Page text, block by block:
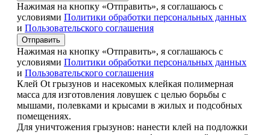
Нажимая на кнопку «Отправить», я соглашаюсь с
условиями Политики обработки персональных данных
и Пользовательского соглашения
Отправить
Нажимая на кнопку «Отправить», я соглашаюсь с
условиями Политики обработки персональных данных
и Пользовательского соглашения
Клей Ot грызунов и насекомых клейкая полимерная
масса для изготовления ловушек с целью борьбы с
мышами, полевками и крысами в жилых и подсобных
помещениях.
Для уничтожения грызунов: нанести клей на подложки